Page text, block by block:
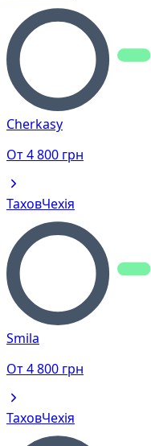
Cherkasy
От4 800 грн
ТаховЧехія
Smila
От4 800 грн
ТаховЧехія